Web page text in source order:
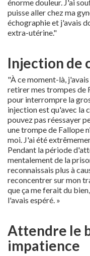
énorme douleur. J'ai
puisse aller chez ma
échographie et j'avais
extra-utérine."
Injection de
"À ce moment-là,
retirer mes trompes de
pour interrompre la
injection est qu'avec la
pouvez pas réessayer
une trompe de Fallope
moi. J'ai été
Pendant la période
mentalement de la
reconnaissais plus à
reconcentrer sur mon
que ça me ferait du
l'avais espéré. »
Attendre le
impatience